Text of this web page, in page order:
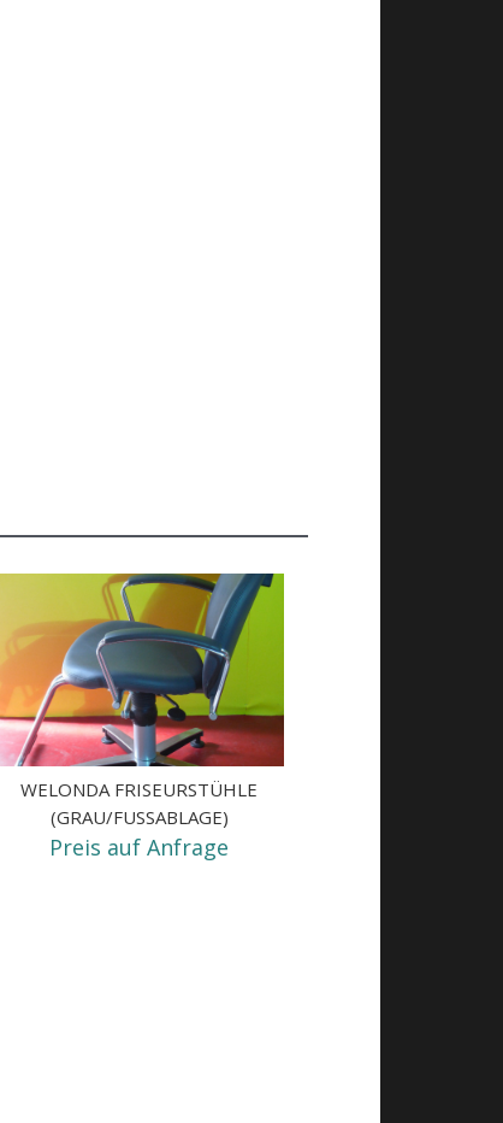
WELONDA FRISEURSTÜHLE
(GRAU/FUSSABLAGE)
Preis auf Anfrage